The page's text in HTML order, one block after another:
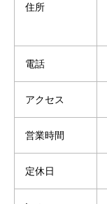
住所
電話
アクセス
営業時間
定休日